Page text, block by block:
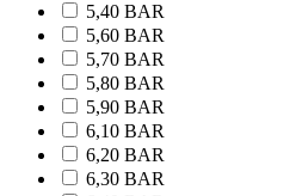
5,40 BAR
5,60 BAR
5,70 BAR
5,80 BAR
5,90 BAR
6,10 BAR
6,20 BAR
6,30 BAR